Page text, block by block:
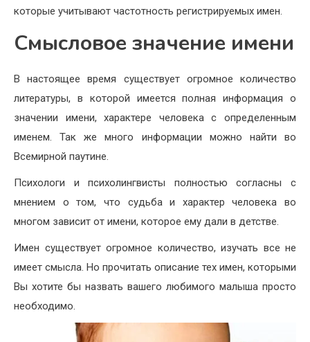
которые учитывают частотность регистрируемых имен.
Смысловое значение имени
В настоящее время существует огромное количество
литературы, в которой имеется полная информация о
значении имени, характере человека с определенным
именем. Так же много информации можно найти во
Всемирной паутине.
Психологи и психолингвисты полностью согласны с
мнением о том, что судьба и характер человека во
многом зависит от имени, которое ему дали в детстве.
Имен существует огромное количество, изучать все не
имеет смысла. Но прочитать описание тех имен, которыми
Вы хотите бы назвать вашего любимого малыша просто
необходимо.